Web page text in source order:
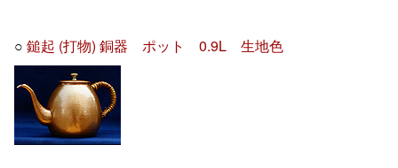
○鎚起 (打物) 銅器 ポット 0.9L 生地色